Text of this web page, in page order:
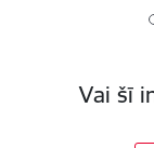
Vai šī